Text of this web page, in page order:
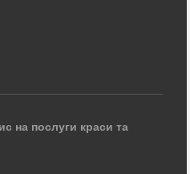
на послуги краси та